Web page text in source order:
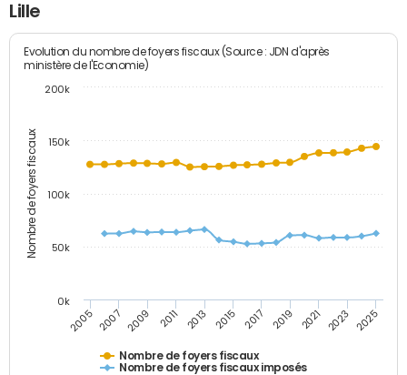
Lille
Nombre de foyers fiscaux
Evolution du nombre de foyers fiscaux (Source : JDN d'après
ministère de l'Economie)
Nombre de foyers fiscaux
Nombre de foyers fiscaux imposés
2005 2007 2009 2011 2013 2015 2017 2019 2021 2023 2025
0k
50k
100k
150k
200k